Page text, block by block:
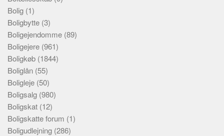
Bolig (1)
Boligbytte (3)
Boligejendomme (89)
Boligejere (961)
Boligkøb (1844)
Boliglån (55)
Boligleje (50)
Boligsalg (980)
Boligskat (12)
Boligskatte forum (1)
Boligudlejning (286)